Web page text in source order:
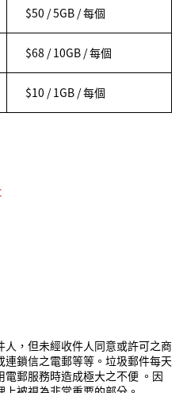
$50 / 5GB /每個
$68 / 10GB /每個
$10 / 1GB /每個
，但未經收件人同意或許可之商
鎖信之電郵等等。垃圾郵件每天
郵服務時造成極大之不便 。因